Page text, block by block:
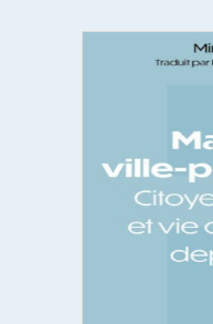
L’histoire des
à Marseille, par
regard
redéfinitions du